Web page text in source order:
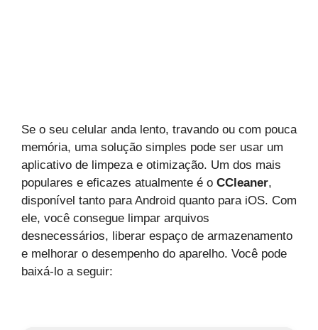
Se o seu celular anda lento, travando ou com pouca
memória, uma solução simples pode ser usar um
aplicativo de limpeza e otimização. Um dos mais
populares e eficazes atualmente é o CCleaner,
disponível tanto para Android quanto para iOS. Com
ele, você consegue limpar arquivos
desnecessários, liberar espaço de armazenamento
e melhorar o desempenho do aparelho. Você pode
baixá-lo a seguir: